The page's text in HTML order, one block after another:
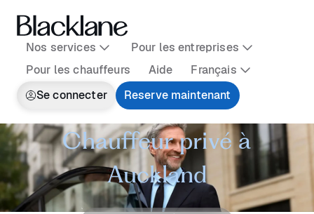
Nos services
Pour les entreprises
Pour les chauffeurs
Aide
Français
Se connecter
Reserve maintenant
Chauffeur privé à
Auckland